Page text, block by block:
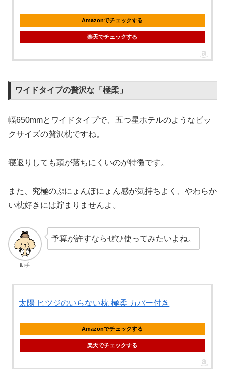
Amazonでチェックする
楽天でチェックする
ワイドタイプの贅沢な「極柔」
幅650mmとワイドタイプで、五つ星ホテルのようなビッ
クサイズの贅沢枕ですね。
寝返りしても頭が落ちにくいのが特徴です。
また、究極のぷにょんぽにょん感が気持ちよく、やわらか
い枕好きには貯まりませんよ。
助手
予算が許すならぜひ使ってみたいよね。
太陽 ヒツジのいらない枕 極柔 カバー付き
Amazonでチェックする
楽天でチェックする